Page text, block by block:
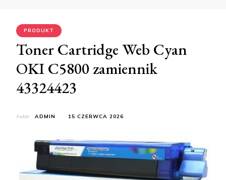
PRODUKT
Toner Cartridge Web Cyan
OKI C5800 zamiennik
43324423
Autor: ADMIN 15 CZERWCA 2026